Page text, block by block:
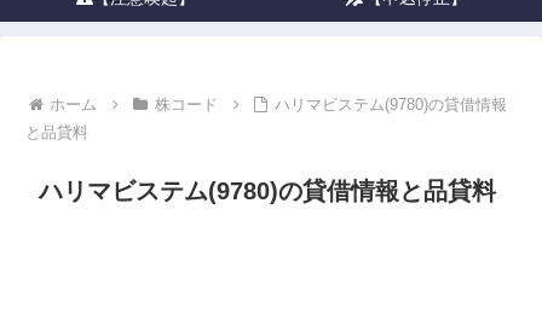
ホーム 株コード
ハリマビステム(9780)の貸借情報
と品貸料
ハリマビステム(9780)の貸借情報と品貸料